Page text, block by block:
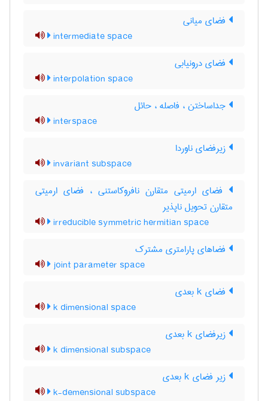
فضای میانی
intermediate space
فضای درونیابی
interpolation space
جداساختن ، فاصله ، حائل
interspace
زیرفضای ناوردا
invariant subspace
فضای ارمیتی متقارن نافروکاستنی ، فضای ارمیتی
متقارن تحویل ناپذیر
irreducible symmetric hermitian space
فضاهای پارامتری مشترک
joint parameter space
فضای k بعدی
k dimensional space
زیرفضای k بعدی
k dimensional subspace
زیر فضای k بعدی
k-demensional subspace